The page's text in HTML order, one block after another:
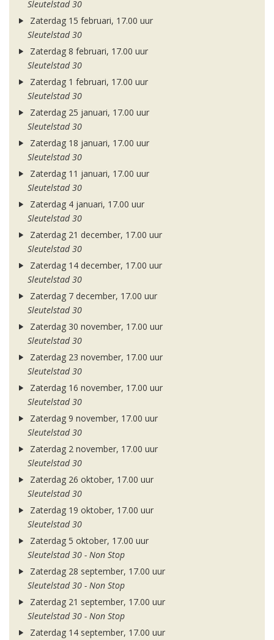
Sleutelstad 30
Zaterdag 15 februari, 17.00 uur
Sleutelstad 30
Zaterdag 8 februari, 17.00 uur
Sleutelstad 30
Zaterdag 1 februari, 17.00 uur
Sleutelstad 30
Zaterdag 25 januari, 17.00 uur
Sleutelstad 30
Zaterdag 18 januari, 17.00 uur
Sleutelstad 30
Zaterdag 11 januari, 17.00 uur
Sleutelstad 30
Zaterdag 4 januari, 17.00 uur
Sleutelstad 30
Zaterdag 21 december, 17.00 uur
Sleutelstad 30
Zaterdag 14 december, 17.00 uur
Sleutelstad 30
Zaterdag 7 december, 17.00 uur
Sleutelstad 30
Zaterdag 30 november, 17.00 uur
Sleutelstad 30
Zaterdag 23 november, 17.00 uur
Sleutelstad 30
Zaterdag 16 november, 17.00 uur
Sleutelstad 30
Zaterdag 9 november, 17.00 uur
Sleutelstad 30
Zaterdag 2 november, 17.00 uur
Sleutelstad 30
Zaterdag 26 oktober, 17.00 uur
Sleutelstad 30
Zaterdag 19 oktober, 17.00 uur
Sleutelstad 30
Zaterdag 5 oktober, 17.00 uur
Sleutelstad 30 - Non Stop
Zaterdag 28 september, 17.00 uur
Sleutelstad 30 - Non Stop
Zaterdag 21 september, 17.00 uur
Sleutelstad 30 - Non Stop
Zaterdag 14 september, 17.00 uur